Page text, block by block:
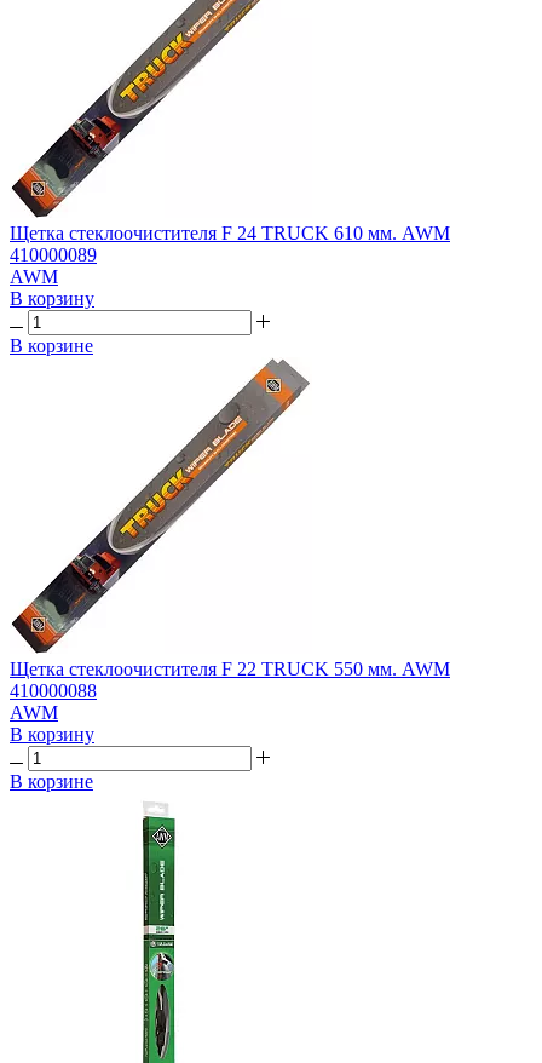
Щетка стеклоочистителя F 24 TRUCK 610 мм. AWM
410000089
AWM
В корзину
В корзине
Щетка стеклоочистителя F 22 TRUCK 550 мм. AWM
410000088
AWM
В корзину
В корзине